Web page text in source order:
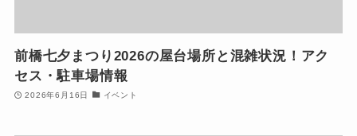
前橋七夕まつり2026の屋台場所と混雑状況！アク
セス・駐車場情報
2026年6月16日 イベント